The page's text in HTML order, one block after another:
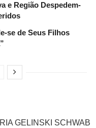
e Região Despedem-
se de Seus Filhos
GELINSKI SCHWAB